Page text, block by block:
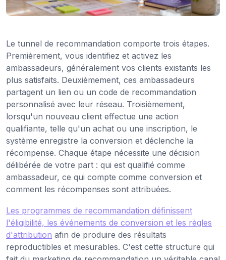
Le tunnel de recommandation comporte trois étapes.
Premièrement, vous identifiez et activez les
ambassadeurs, généralement vos clients existants les
plus satisfaits. Deuxièmement, ces ambassadeurs
partagent un lien ou un code de recommandation
personnalisé avec leur réseau. Troisièmement,
lorsqu'un nouveau client effectue une action
qualifiante, telle qu'un achat ou une inscription, le
système enregistre la conversion et déclenche la
récompense. Chaque étape nécessite une décision
délibérée de votre part : qui est qualifié comme
ambassadeur, ce qui compte comme conversion et
comment les récompenses sont attribuées.
Les programmes de recommandation définissent
l'éligibilité, les événements de conversion et les règles
d'attribution afin de produire des résultats
reproductibles et mesurables. C'est cette structure qui